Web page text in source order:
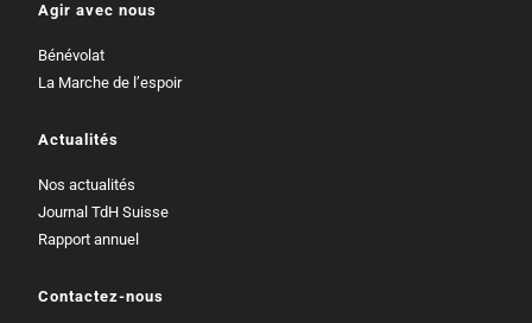
Agir avec nous
Bénévolat
La Marche de l’espoir
Actualités
Nos actualités
Journal TdH Suisse
Rapport annuel
Contactez-nous